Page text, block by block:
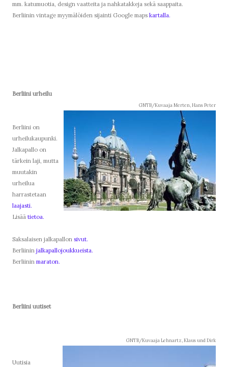
mm. katumuotia, design vaatteita ja nahkatakkeja sekä saappaita.
Berliinin vintage myymälöiden sijainti Google maps kartalla.
Berliini urheilu
GNTB/Kuvaaja Merten, Hans Peter
Berliini on
urheilukaupunki.
Jalkapallo on
tärkein laji, mutta
muutakin
urheilua
harrastetaan
laajasti.
Lisää tietoa.
Saksalaisen jalkapallon sivut.
Berliinin jalkapallojoukkueista.
Berliinin maraton.
Berliini uutiset
GNTB/Kuvaaja Lehnartz, Klaus und Dirk
Uutisia